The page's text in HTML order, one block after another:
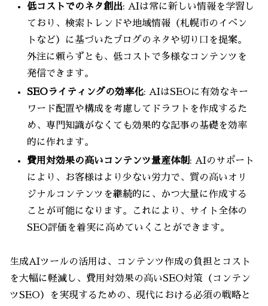
低コストでのネタ創出: AIは常に新しい情報を学習し
ており、検索トレンドや地域情報（札幌市のイベン
トなど）に基づいたブログのネタや切り口を提案。
外注に頼らずとも、低コストで多様なコンテンツを
発信できます。
SEOライティングの効率化: AIはSEOに有効なキー
ワード配置や構成を考慮してドラフトを作成するた
め、専門知識がなくても効果的な記事の基礎を効率
的に作れます。
費用対効果の高いコンテンツ量産体制 : AIのサポート
により、お客様はより少ない労力で、質の高いオリ
ジナルコンテンツを継続的に、かつ大量に作成する
ことが可能になります。これにより、サイト全体の
SEO評価を着実に高めていくことができます。
生成AIツールの活用は、コンテンツ作成の負担とコスト
を大幅に軽減し、費用対効果の高いSEO対策（コンテン
ツSEO）を実現するための、現代における必須の戦略と